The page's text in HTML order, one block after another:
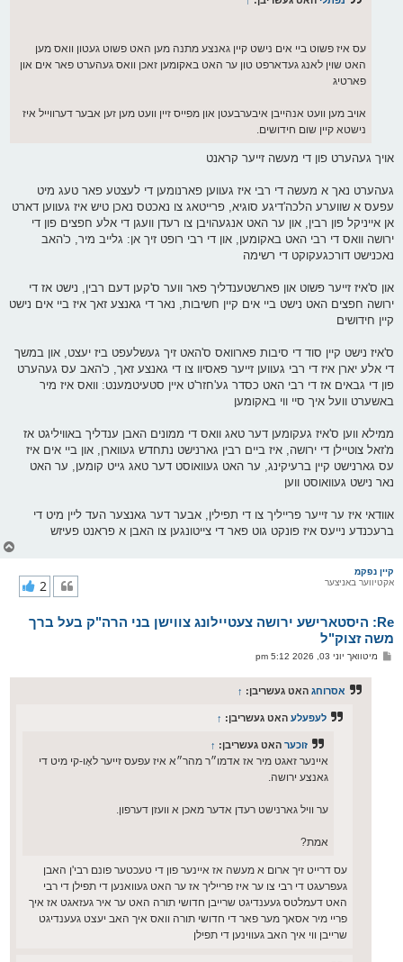
עס איז פשוט ביי אים נישט קיין גאנצע מתנה מען האט פשוט געטון וואס מען
האט שוין לאנג געדארפט טון ער האט באקומען זאכן וואס געהערט פאר אים און
פארטיג
אויב מען וועט אנהייבן איבערבעטן און מפייס זיין וועט מען זען אבער דערווייל איז
נישטא קיין שום חידושים.
אויך געהערט פון די מעשה זייער קראנט
געהערט נאך א מעשה די רבי איז געווען פארנומען די לעצטע פאר טעג מיט
עפעס א שווערע הלכה'דיגע סוגיא, פרייטאג צו נאכטס נאכן טיש איז געווען דארט
אן אייניקל פון רבין, און ער האט אנגעהויבן צו רעדן וועגן די אלע חפצים פון די
ירושה וואס די רבי האט באקומען, און די רבי רופט זיך אן: גלייב מיר, כ'האב
נאכנישט דורכגעקוקט די רשימה
און ס'איז זייער פשוט און פארשטענדליך פאר ווער ס'קען דעם רבין, נישט אז די
ירושה חפצים האט נישט ביי אים קיין חשיבות, נאר די גאנצע זאך איז ביי אים נישט
קיין חידושים
ס'איז נישט קיין סוד די סיבות פארוואס ס'האט זיך געשלעפט ביז יעצט, און במשך
די אלע יארן איז די רבי געווען זייער פאסיוו צו די גאנצע זאך, כ'האב עס געהערט
פון די גבאים אז די רבי האט כסדר גע'חזר'ט איין סטעיטמענט: וואס איז מיר
באשערט וועל איך סיי ווי באקומען
ממילא ווען ס'איז געקומען דער טאג וואס די ממונים האבן ענדליך באוויליגט אז
מ'זאל צוטיילן די ירושה, איז ביים רבין גארנישט נתחדש געווארן, און ביי אים איז
עס גארנישט קיין ברעיקינג, ער האט געוואוסט דער טאג גייט קומען, ער האט
נאר נישט געוואוסט ווען
אוודאי איז ער זייער פרייליך צו די תפילין, אבער דער גאנצער העד ליין מיט די
ברעכנדע נייעס איז פונקט גוט פאר די צייטונגען צו האבן א פראנט פעיזש
קיין נפקמ
אקטיווער באניצער
Re: היסטארישע ירושה צעטיילונג צווישן בני הרה"ק בעל ברך
משה זצוק"ל
2
פמיטוואך יוני 03, 2026 5:12 pm
אסרוחג האט געשריבן: ↑
לעפעלע האט געשריבן: ↑
זוכער האט געשריבן: ↑
איינער זאגט מיר אז אדמו״ר מהר״א איז עפעס זייער לאָו-קי מיט די
גאנצע ירושה.
ער וויל גארנישט רעדן אדער מאכן א וועזן דערפון.
אמת?
עס דרייט זיך ארום א מעשה אז איינער פון די טעכטער פונם רבי'ן האבן
געפרעגט די רבי צו ער איז פרייליך אז ער האט געוואנען די תפילן די רבי
האט דעמלטס געענדיגט שרייבן חדושי תורה האט ער איר געזאגט אז איך
פריי מיר אסאך מער פאר די חדושי תורה וואס איך האב יעצט געענדיגט
שרייבן ווי איך האב געווינען די תפילן